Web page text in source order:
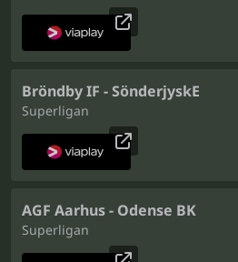
Bröndby IF - SönderjyskE
Superligan
AGF Aarhus - Odense BK
Superligan